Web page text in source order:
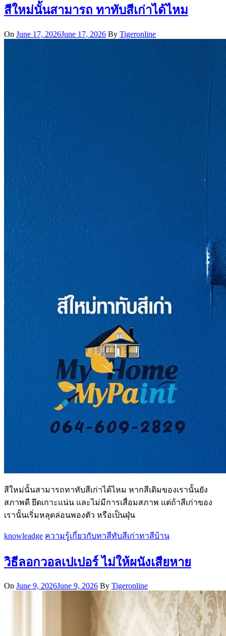
สีใหม่นั้นสามารถ ทาทับสีเก่าได้ไหม
On June 17, 2026June 17, 2026 By Tigeronline
สีใหม่นั้นสามารถทาทับสีเก่าได้ไหม หากสีเดิมของเรานั้นยัง
สภาพดี ยึดเกาะแน่น และไม่มีการเสื่อมสภาพ แต่ถ้าสีเก่าของ
เรานั้นเริ่มหลุดล่อนพองตัว หรือเป็นฝุ่น
knowleadge ความรู้เกี่ยวกับทาสีทับสีเก่าทาสีบ้าน
วิธีลอกวอลเปเปอร์ ไม่ให้ผนังเสียหาย
On June 9, 2026June 9, 2026 By Tigeronline